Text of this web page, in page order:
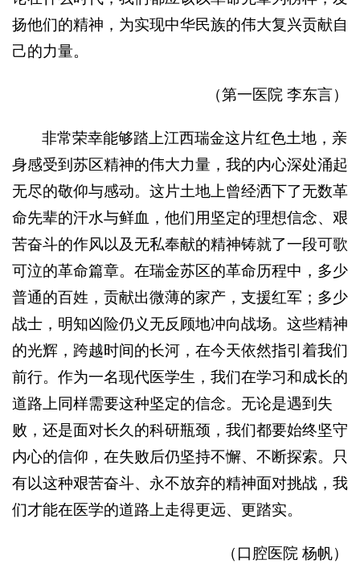
扬他们的精神，为实现中华民族的伟大复兴贡献自
己的力量。
（第一医院 李东言）
非常荣幸能够踏上江西瑞金这片红色土地，亲
身感受到苏区精神的伟大力量，我的内心深处涌起
无尽的敬仰与感动。这片土地上曾经洒下了无数革
命先辈的汗水与鲜血，他们用坚定的理想信念、艰
苦奋斗的作风以及无私奉献的精神铸就了一段可歌
可泣的革命篇章。在瑞金苏区的革命历程中，多少
普通的百姓，贡献出微薄的家产，支援红军；多少
战士，明知凶险仍义无反顾地冲向战场。这些精神
的光辉，跨越时间的长河，在今天依然指引着我们
前行。作为一名现代医学生，我们在学习和成长的
道路上同样需要这种坚定的信念。无论是遇到失
败，还是面对长久的科研瓶颈，我们都要始终坚守
内心的信仰，在失败后仍坚持不懈、不断探索。只
有以这种艰苦奋斗、永不放弃的精神面对挑战，我
们才能在医学的道路上走得更远、更踏实。
（口腔医院 杨帆）